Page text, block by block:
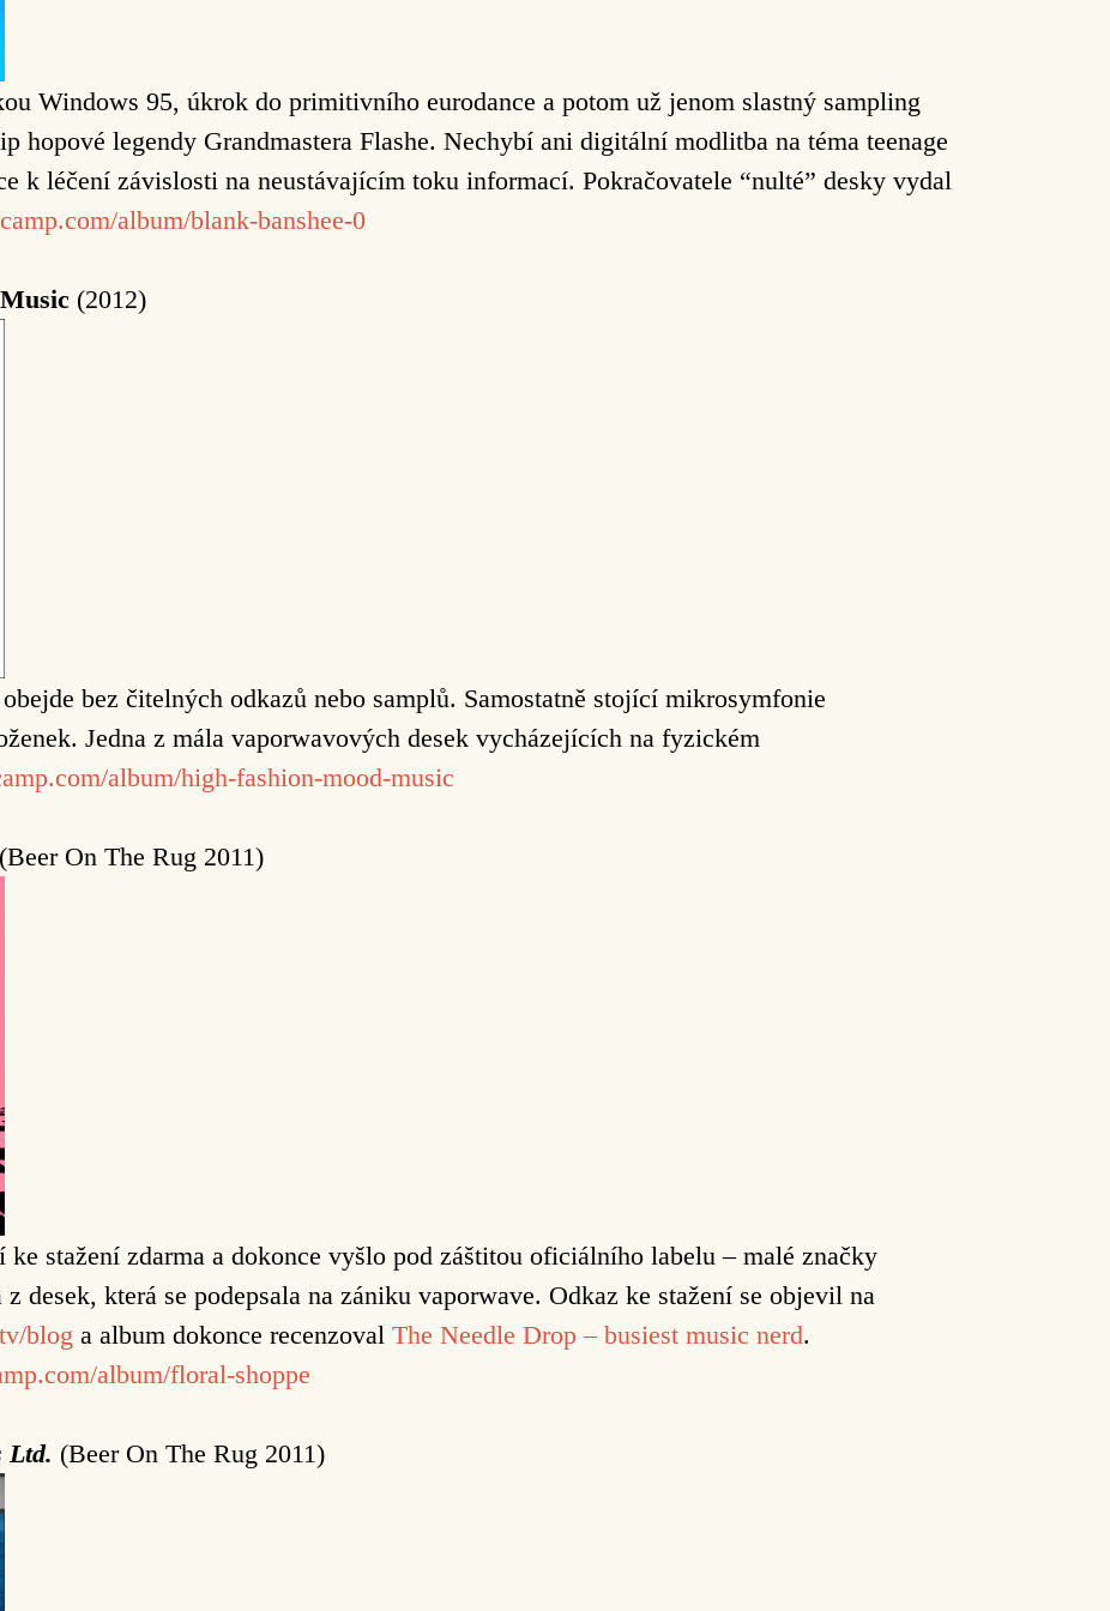
Windows 95, úkrok do primitivního eurodance a potom už jenom slastný sampling
hopové legendy Grandmastera Flashe. Nechybí ani digitální modlitba na téma teenage
k léčení závislosti na neustávajícím toku informací. Pokračovatele “nulté” desky vydal
album/blank-banshee-0
(2012)
bez čitelných odkazů nebo samplů. Samostatně stojící mikrosymfonie
Jedna z mála vaporwavových desek vycházejících na fyzickém
album/high-fashion-mood-music
(Beer On The Rug 2011)
ke stažení zdarma a dokonce vyšlo pod záštitou oficiálního labelu – malé značky
desek, která se podepsala na zániku vaporwave. Odkaz ke stažení se objevil na
blog a album dokonce recenzoval The Needle Drop – busiest music nerd.
album/floral-shoppe
Ltd. (Beer On The Rug 2011)